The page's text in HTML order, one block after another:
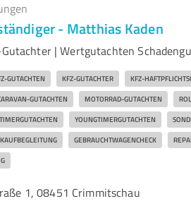
- Matthias Kaden
| Wertgutachten
GUTACHTEN KFZ-GUTACHTER KFZ-
GUTACHTEN MOTORRAD-GUTACHTEN
YOUNGTIMERGUTACHTEN
KAUFBEGLEITUNG GEBRAUCHTWAGENCHECK
1, 08451 Crimmitschau